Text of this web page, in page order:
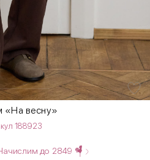
«На весну»
188923
до 2849